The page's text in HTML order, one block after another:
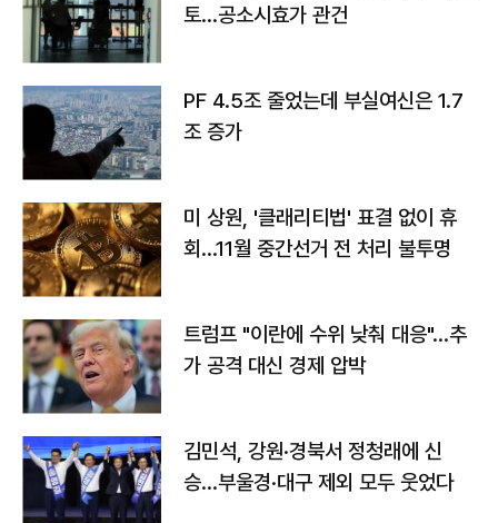
토…공소시효가 관건
PF 4.5조 줄었는데 부실여신은 1.7
조 증가
미 상원, '클래리티법' 표결 없이 휴
회…11월 중간선거 전 처리 불투명
트럼프 "이란에 수위 낮춰 대응"…추
가 공격 대신 경제 압박
김민석, 강원·경북서 정청래에 신
승…부울경·대구 제외 모두 웃었다